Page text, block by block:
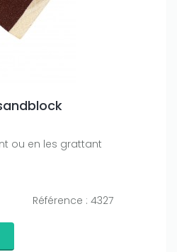
ou en les grattant
Référence : 4327